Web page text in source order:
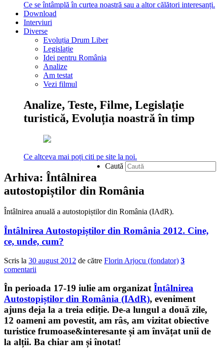
Ce se întâmplă în curtea noastră sau a altor călători interesanți.
Download
Interviuri
Diverse
Evoluția Drum Liber
Legislație
Idei pentru România
Analize
Am testat
Vezi filmul
Analize, Teste, Filme, Legislație
turistică, Evoluția noastră în timp
Ce altceva mai poți citi pe site la noi.
Caută
Arhiva: Întâlnirea
autostopiștilor din România
Întâlnirea anuală a autostopiștilor din România (IAdR).
Întâlnirea Autostopiștilor din România 2012. Cine,
ce, unde, cum?
Scris la 30 august 2012 de către Florin Arjocu (fondator) 3
comentarii
În perioada 17-19 iulie am organizatÎntâlnirea
Autostopiștilor din România (IAdR), eveniment
ajuns deja la a treia ediție. De-a lungul a două zile,
12 oameni am povestit, am râs, am vizitat obiective
turistice frumoase&interesante și am învățat unii de
la alții. Ba chiar am și înotat!